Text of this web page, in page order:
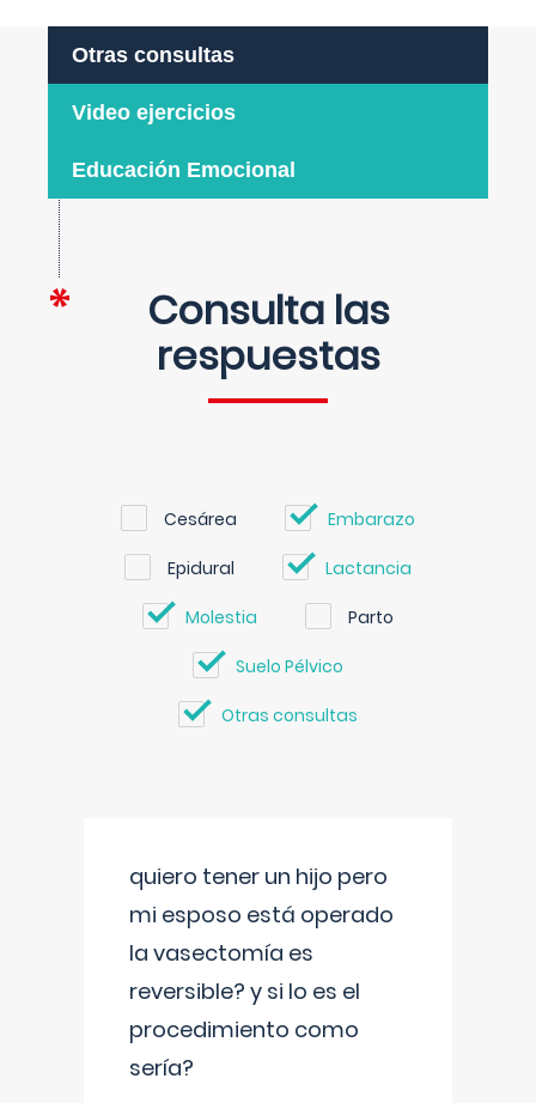
Otras consultas
Video ejercicios
Educación Emocional
Consulta las
respuestas
Cesárea Embarazo
Epidural Lactancia
Molestia Parto
Suelo Pélvico
Otras consultas
quiero tener un hijo pero
mi esposo está operado
la vasectomía es
reversible? y si lo es el
procedimiento como
sería?